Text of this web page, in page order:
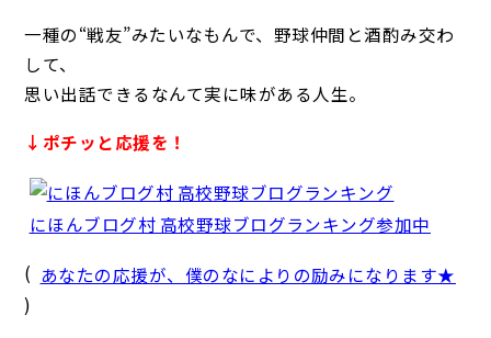
一種の“戦友”みたいなもんで、野球仲間と酒酌み交わ
して、
思い出話できるなんて実に味がある人生。
↓ポチッと応援を！
にほんブログ村 高校野球ブログランキング参加中
( あなたの応援が、僕のなによりの励みになります★
)